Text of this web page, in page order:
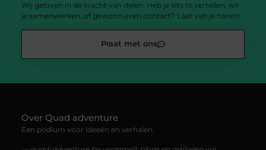
Wij geloven in de kracht van delen. Heb je iets te vertellen, wil
je samenwerken, of gewoon even contact? Laat van je horen!
Praat met ons
Over Quad adventure
Een podium voor ideeën en verhalen.